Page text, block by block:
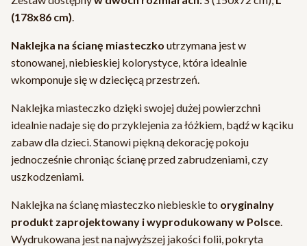
(178x86 cm).
Naklejka na ścianę miasteczko utrzymana jest w
stonowanej, niebieskiej kolorystyce, która idealnie
wkomponuje się w dziecięcą przestrzeń.
Naklejka miasteczko dzięki swojej dużej powierzchni
idealnie nadaje się do przyklejenia za łóżkiem, bądź w kąciku
zabaw dla dzieci. Stanowi piękną dekorację pokoju
jednocześnie chroniąc ścianę przed zabrudzeniami, czy
uszkodzeniami.
Naklejka na ścianę miasteczko niebieskie to oryginalny
produkt zaprojektowany i wyprodukowany w Polsce.
Wydrukowana jest na najwyższej jakości folii, pokryta